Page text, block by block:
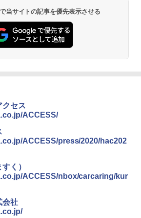
当サイトの記事を優先表示させる
クセス
ACCESS/
ACCESS/press/2020/hac202
く）
ACCESS/nbox/carcaring/kur
会社